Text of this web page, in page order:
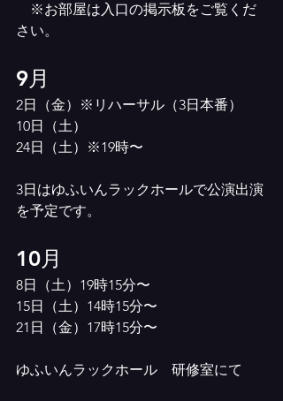
※お部屋は入口の掲示板をご覧くだ
さい。
9月
2日（金）※リハーサル（3日本番）
10日（土）
24日（土）※19時〜
3日はゆふいんラックホールで公演出演
を予定です。
10月
8日（土）19時15分〜
15日（土）14時15分〜
21日（金）17時15分〜
ゆふいんラックホール　研修室にて